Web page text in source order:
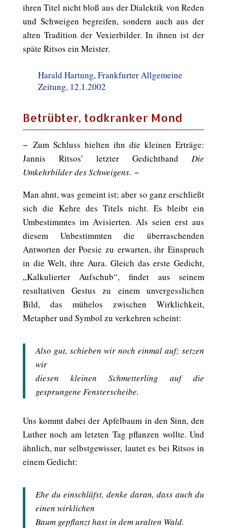
ihren Titel nicht bloß aus der Dialektik von Reden
und Schweigen begreifen, sondern auch aus der
alten Tradition der Vexierbilder. In ihnen ist der
späte Ritsos ein Meister.
Harald Hartung, Frankfurter Allgemeine
Zeitung, 12.1.2002
Betrübter, todkranker Mond
− Zum Schluss hielten ihn die kleinen Erträge:
Jannis Ritsos’ letzter GedichtbandDie
Umkehrbilder des Schweigens. −
Man ahnt, was gemeint ist; aber so ganz erschließt
sich die Kehre des Titels nicht. Es bleibt ein
Umbestimmtes im Avisierten. Als seien erst aus
diesem Unbestimmten die überraschenden
Antworten der Poesie zu erwarten, ihr Einspruch
in die Welt, ihre Aura. Gleich das erste Gedicht,
„Kalkulierter Aufschub“, findet aus seinem
resultativen Gestus zu einem unvergesslichen
Bild, das mühelos zwischen Wirklichkeit,
Metapher und Symbol zu verkehren scheint:
Also gut, schieben wir noch einmal auf; setzen
wir
diesen kleinen Schmetterling auf die
gesprungene Fensterscheibe.
Uns kommt dabei der Apfelbaum in den Sinn, den
Luther noch am letzten Tag pflanzen wollte. Und
ähnlich, nur selbstgewisser, lautet es bei Ritsos in
einem Gedicht:
Ehe du einschläfst, denke daran, dass auch du
einen wirklichen
Baum gepflanzt hast in dem uralten Wald.